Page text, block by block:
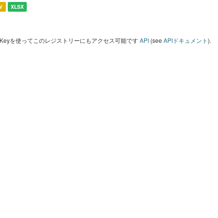
XLSX
を使ってこのレジストリーにもアクセス可能ですAPI (see APIドキュメント).